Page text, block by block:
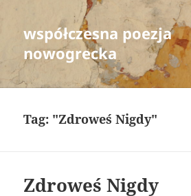
współczesna poezja
nowogrecka
Tag: "Zdroweś Nigdy"
Zdroweś Nigdy